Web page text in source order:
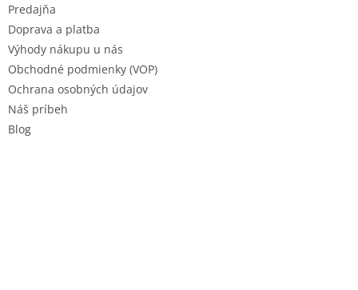
Predajňa
Doprava a platba
Výhody nákupu u nás
Obchodné podmienky (VOP)
Ochrana osobných údajov
Náš príbeh
Blog